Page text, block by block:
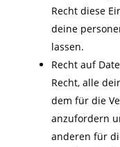
Recht diese
deine
lassen.
Recht auf
Recht, alle
dem für die
anzufordern
anderen für